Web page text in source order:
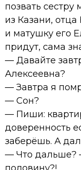
позвать
из Казани,
и матушку его
придут, сама
— Давайте
Алексеевна?
— Завтра я
— Сон?
— Пиши:
доверенность
заберёшь. А
— Что дальше?
половину?!